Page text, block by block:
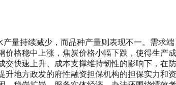
量持续减少，而品种产量则表现不一。需求
格稳中上涨，焦炭价格小幅下跌，使得生产
快速上升、成本支撑维持韧性的影响下， 在
地方政发的府性融资担保机构的担保实力和